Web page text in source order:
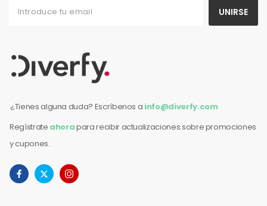
UNIRSE
¿Tienes alguna duda? Escríbenos a info@diverfy.com
Regístrate ahorapara recibir actualizaciones sobre promociones
y cupones.